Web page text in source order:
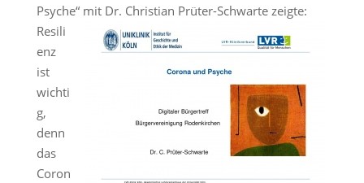
Psyche“ mit Dr. Christian Prüter-Schwarte zeigte:
Resili
enz
ist
wichti
g,
denn
das
Coron